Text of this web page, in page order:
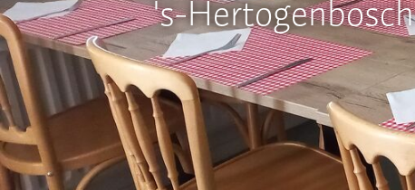
's-Hertogenbosch